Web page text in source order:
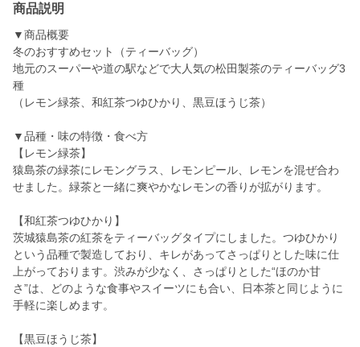
商品説明
▼商品概要
冬のおすすめセット（ティーバッグ）
地元のスーパーや道の駅などで大人気の松田製茶のティーバッグ3
種
（レモン緑茶、和紅茶つゆひかり、黒豆ほうじ茶）
▼品種・味の特徴・食べ方
【レモン緑茶】
猿島茶の緑茶にレモングラス、レモンピール、レモンを混ぜ合わ
せました。緑茶と一緒に爽やかなレモンの香りが拡がります。
【和紅茶つゆひかり】
茨城猿島茶の紅茶をティーバッグタイプにしました。つゆひかり
という品種で製造しており、キレがあってさっぱりとした味に仕
上がっております。渋みが少なく、さっぱりとした“ほのか甘
さ”は、どのような食事やスイーツにも合い、日本茶と同じように
手軽に楽しめます。
【黒豆ほうじ茶】